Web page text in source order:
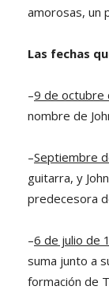
amorosas, un
Las fechas
–9 de octubre
nombre de
–Septiembre
guitarra, y
predecesora
–6 de julio de
suma junto a
formación de